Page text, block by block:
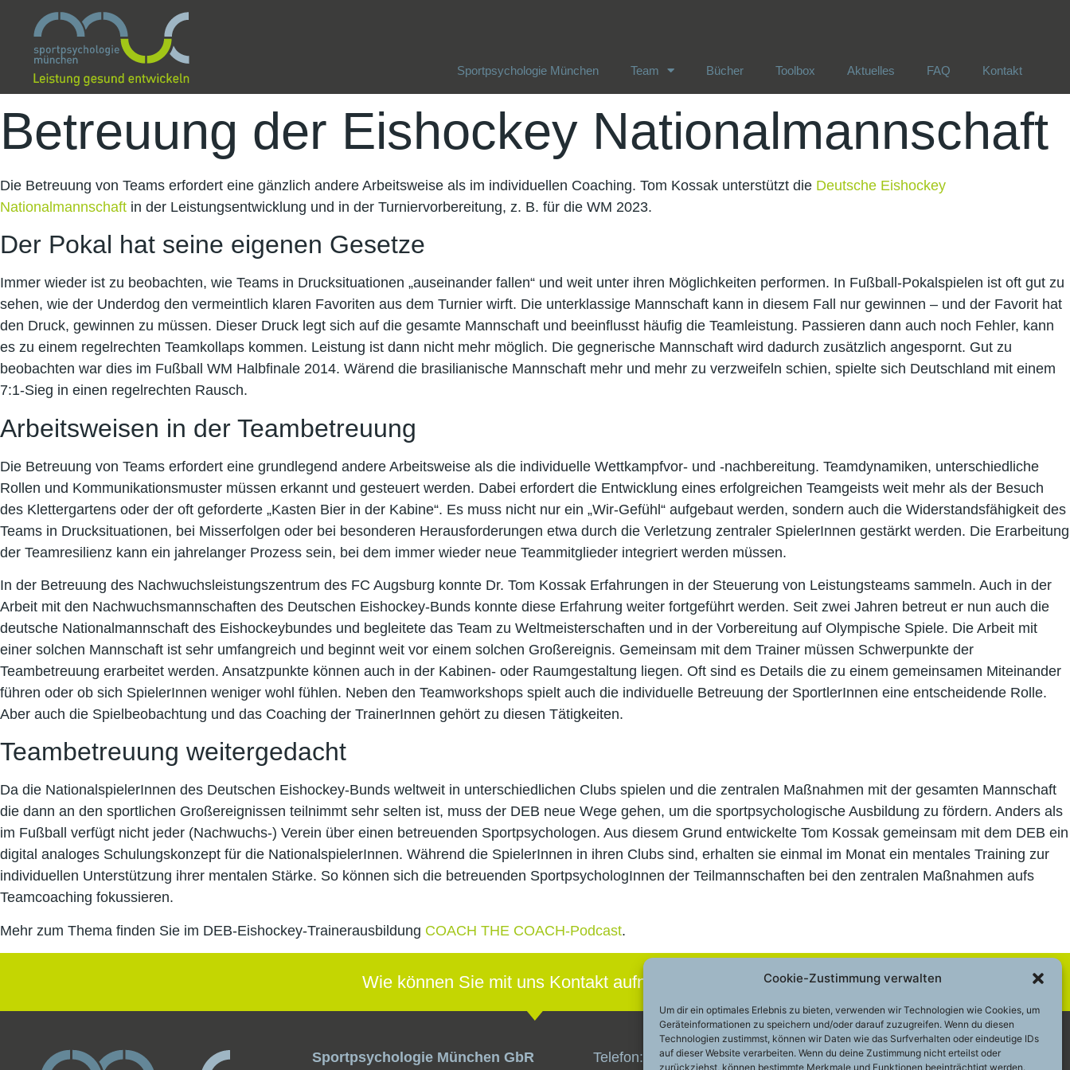
Cookie-Zustimmung verwalten
Um dir ein optimales Erlebnis zu bieten, verwenden wir Technologien wie Cookies, um
Geräteinformationen zu speichern und/oder darauf zuzugreifen. Wenn du diesen
Technologien zustimmst, können wir Daten wie das Surfverhalten oder eindeutige IDs
auf dieser Website verarbeiten. Wenn du deine Zustimmung nicht erteilst oder
zurückziehst, können bestimmte Merkmale und Funktionen beeinträchtigt werden.
Sportpsychologie München Team Bücher Toolbox Aktuelles FAQ Kontakt
Betreuung der Eishockey Nationalmannschaft
Die Betreuung von Teams erfordert eine gänzlich andere Arbeitsweise als im individuellen Coaching. Tom Kossak unterstützt die Deutsche Eishockey
Nationalmannschaft in der Leistungsentwicklung und in der Turniervorbereitung, z. B. für die WM 2023.
Der Pokal hat seine eigenen Gesetze
Immer wieder ist zu beobachten, wie Teams in Drucksituationen „auseinander fallen“ und weit unter ihren Möglichkeiten performen. In Fußball-Pokalspielen ist oft gut zu
sehen, wie der Underdog den vermeintlich klaren Favoriten aus dem Turnier wirft. Die unterklassige Mannschaft kann in diesem Fall nur gewinnen – und der Favorit hat
den Druck, gewinnen zu müssen. Dieser Druck legt sich auf die gesamte Mannschaft und beeinflusst häufig die Teamleistung. Passieren dann auch noch Fehler, kann
es zu einem regelrechten Teamkollaps kommen. Leistung ist dann nicht mehr möglich. Die gegnerische Mannschaft wird dadurch zusätzlich angespornt. Gut zu
beobachten war dies im Fußball WM Halbfinale 2014. Wärend die brasilianische Mannschaft mehr und mehr zu verzweifeln schien, spielte sich Deutschland mit einem
7:1-Sieg in einen regelrechten Rausch.
Arbeitsweisen in der Teambetreuung
Die Betreuung von Teams erfordert eine grundlegend andere Arbeitsweise als die individuelle Wettkampfvor- und -nachbereitung. Teamdynamiken, unterschiedliche
Rollen und Kommunikationsmuster müssen erkannt und gesteuert werden. Dabei erfordert die Entwicklung eines erfolgreichen Teamgeists weit mehr als der Besuch
des Klettergartens oder der oft geforderte „Kasten Bier in der Kabine“. Es muss nicht nur ein „Wir-Gefühl“ aufgebaut werden, sondern auch die Widerstandsfähigkeit des
Teams in Drucksituationen, bei Misserfolgen oder bei besonderen Herausforderungen etwa durch die Verletzung zentraler SpielerInnen gestärkt werden. Die Erarbeitung
der Teamresilienz kann ein jahrelanger Prozess sein, bei dem immer wieder neue Teammitglieder integriert werden müssen.
In der Betreuung des Nachwuchsleistungszentrum des FC Augsburg konnte Dr. Tom Kossak Erfahrungen in der Steuerung von Leistungsteams sammeln. Auch in der
Arbeit mit den Nachwuchsmannschaften des Deutschen Eishockey-Bunds konnte diese Erfahrung weiter fortgeführt werden. Seit zwei Jahren betreut er nun auch die
deutsche Nationalmannschaft des Eishockeybundes und begleitete das Team zu Weltmeisterschaften und in der Vorbereitung auf Olympische Spiele. Die Arbeit mit
einer solchen Mannschaft ist sehr umfangreich und beginnt weit vor einem solchen Großereignis. Gemeinsam mit dem Trainer müssen Schwerpunkte der
Teambetreuung erarbeitet werden. Ansatzpunkte können auch in der Kabinen- oder Raumgestaltung liegen. Oft sind es Details die zu einem gemeinsamen Miteinander
führen oder ob sich SpielerInnen weniger wohl fühlen. Neben den Teamworkshops spielt auch die individuelle Betreuung der SportlerInnen eine entscheidende Rolle.
Aber auch die Spielbeobachtung und das Coaching der TrainerInnen gehört zu diesen Tätigkeiten.
Teambetreuung weitergedacht
Da die NationalspielerInnen des Deutschen Eishockey-Bunds weltweit in unterschiedlichen Clubs spielen und die zentralen Maßnahmen mit der gesamten Mannschaft
die dann an den sportlichen Großereignissen teilnimmt sehr selten ist, muss der DEB neue Wege gehen, um die sportpsychologische Ausbildung zu fördern. Anders als
im Fußball verfügt nicht jeder (Nachwuchs-) Verein über einen betreuenden Sportpsychologen. Aus diesem Grund entwickelte Tom Kossak gemeinsam mit dem DEB ein
digital analoges Schulungskonzept für die NationalspielerInnen. Während die SpielerInnen in ihren Clubs sind, erhalten sie einmal im Monat ein mentales Training zur
individuellen Unterstützung ihrer mentalen Stärke. So können sich die betreuenden SportpsychologInnen der Teilmannschaften bei den zentralen Maßnahmen aufs
Teamcoaching fokussieren.
Mehr zum Thema finden Sie im DEB-Eishockey-Trainerausbildung COACH THE COACH-Podcast.
Wie können Sie mit uns Kontakt aufnehmen?
Sportpsychologie München GbR Telefon: +49 (0)89 – 200 49 2 48 Cookie-Richtlinie (EU)